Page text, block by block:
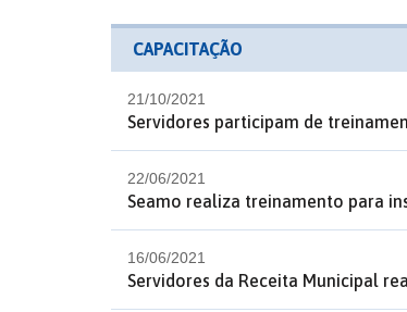
CAPACITAÇÃO
21/10/2021
Servidores participam de
22/06/2021
Seamo realiza treinamento para
16/06/2021
Servidores da Receita Municipal